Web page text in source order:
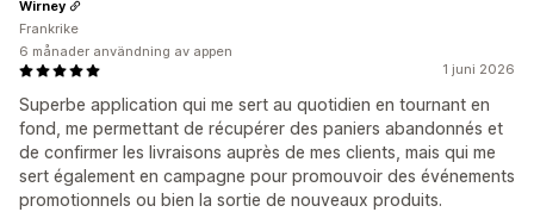
1 juni 2026
Superbe application qui me sert au quotidien en tournant en
fond, me permettant de récupérer des paniers abandonnés et
de confirmer les livraisons auprès de mes clients, mais qui me
sert également en campagne pour promouvoir des événements
promotionnels ou bien la sortie de nouveaux produits.
Wirney
Frankrike
6 månader användning av appen